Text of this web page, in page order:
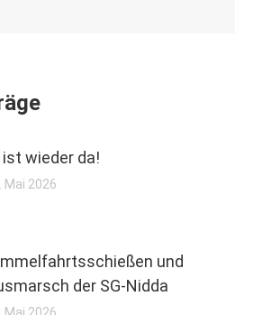
ist wieder da!
Mai 2026
und
der SG-Nidda
Mai 2026